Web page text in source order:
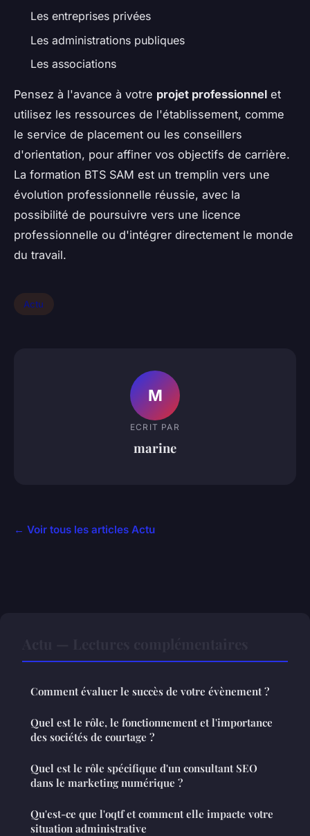
Les entreprises privées
Les administrations publiques
Les associations
Pensez à l'avance à votre projet professionnel et
utilisez les ressources de l'établissement, comme
le service de placement ou les conseillers
d'orientation, pour affiner vos objectifs de carrière.
La formation BTS SAM est un tremplin vers une
évolution professionnelle réussie, avec la
possibilité de poursuivre vers une licence
professionnelle ou d'intégrer directement le monde
du travail.
Actu
M
ECRIT PAR
marine
← Voir tous les articles Actu
Comment évaluer le succès de votre évènement ?
Quel est le rôle, le fonctionnement et l'importance
des sociétés de courtage ?
Quel est le rôle spécifique d'un consultant SEO
dans le marketing numérique ?
Qu'est-ce que l'oqtf et comment elle impacte votre
situation administrative